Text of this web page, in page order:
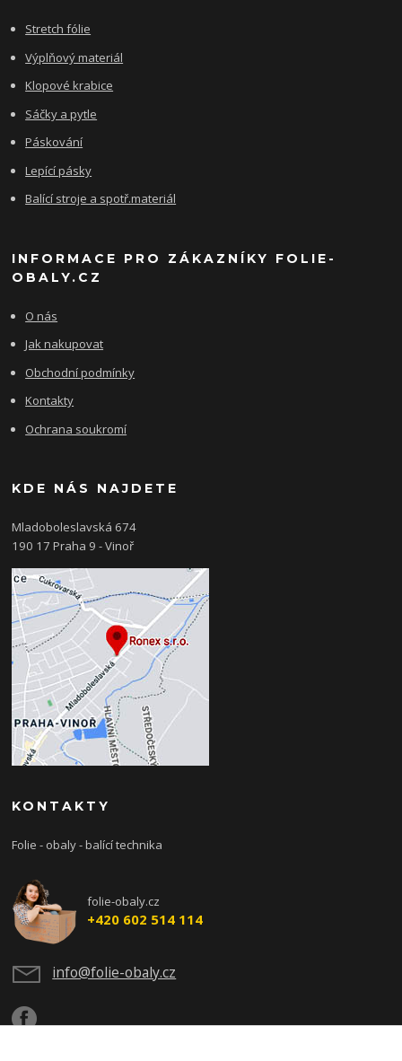
Stretch fólie
Výplňový materiál
Klopové krabice
Sáčky a pytle
Páskování
Lepící pásky
Balící stroje a spotř.materiál
INFORMACE PRO ZÁKAZNÍKY FOLIE-
OBALY.CZ
O nás
Jak nakupovat
Obchodní podmínky
Kontakty
Ochrana soukromí
KDE NÁS NAJDETE
Mladoboleslavská 674
190 17 Praha 9 - Vinoř
KONTAKTY
Folie - obaly - balící technika
folie-obaly.cz
+420 602 514 114
info@folie-obaly.cz